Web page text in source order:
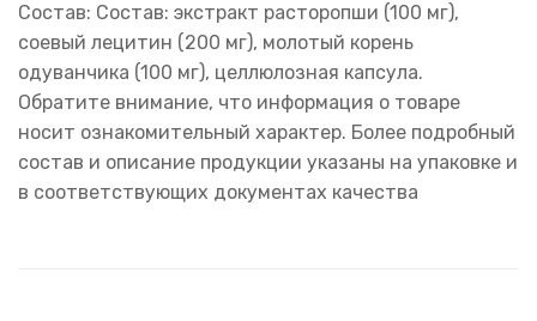
Состав: Состав: экстракт расторопши (100 мг),
соевый лецитин (200 мг), молотый корень
одуванчика (100 мг), целлюлозная капсула.
Обратите внимание, что информация о товаре
носит ознакомительный характер. Более подробный
состав и описание продукции указаны на упаковке и
в соответствующих документах качества